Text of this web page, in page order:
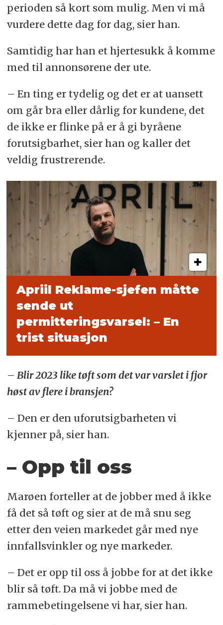
perioden så kort som mulig. Men vi må
vurdere dette dag for dag, sier han.
Samtidig har han et hjertesukk å komme
med til annonsørene der ute.
– En ting er tydelig og det er at uansett
om går bra eller dårlig for kundene, det
de ikke er flinke på er å gi byråene
forutsigbarhet, sier han og kaller det
veldig frustrerende.
Apriil Reklame-sjefen måtte
sende ut
permitteringsvarsel: – En
trist situasjon
– Blir 2023 like tøft som det var varslet i fjor
høst av flere i bransjen?
– Den er den uforutsigbarheten vi
kjenner på, sier han.
– Opp til oss
Marøen forteller at de jobber med å ikke
få det så tøft og sier at de må snu seg
etter den veien markedet går med nye
innfallsvinkler og nye markeder.
– Det er opp til oss å jobbe for at det ikke
blir så tøft. Da må vi jobbe med de
rammebetingelsene vi har, sier han.